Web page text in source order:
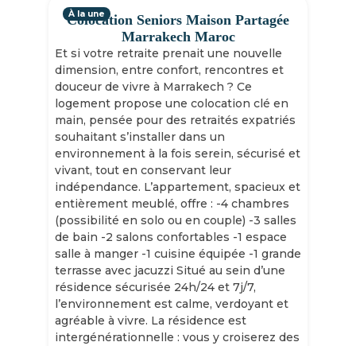
Colocation Seniors Maison Partagée
Marrakech Maroc
Et si votre retraite prenait une nouvelle
dimension, entre confort, rencontres et
douceur de vivre à Marrakech ? Ce
logement propose une colocation clé en
main, pensée pour des retraités expatriés
souhaitant s’installer dans un
environnement à la fois serein, sécurisé et
vivant, tout en conservant leur
indépendance. L’appartement, spacieux et
entièrement meublé, offre : -4 chambres
(possibilité en solo ou en couple) -3 salles
de bain -2 salons confortables -1 espace
salle à manger -1 cuisine équipée -1 grande
terrasse avec jacuzzi Situé au sein d’une
résidence sécurisée 24h/24 et 7j/7,
l’environnement est calme, verdoyant et
agréable à vivre. La résidence est
intergénérationnelle : vous y croiserez des
À la une